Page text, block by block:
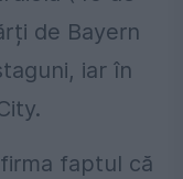
de Bayern
iar în
faptul că